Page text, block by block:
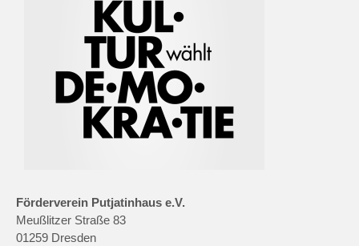
Förderverein Putjatinhaus e.V.
Meußlitzer Straße 83
01259 Dresden